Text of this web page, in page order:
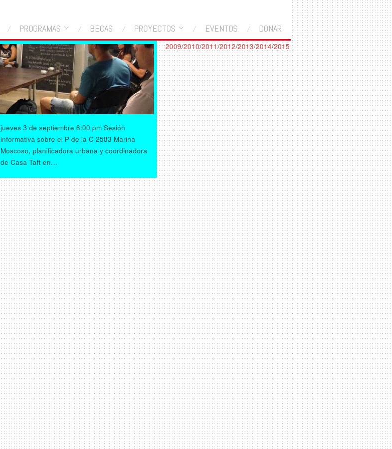
PROGRAMAS BECAS PROYECTOS EVENTOS DONAR
jueves 3 de septiembre 6:00 pm Sesión
informativa sobre el P de la C 2583 Marina
Moscoso, planificadora urbana y coordinadora
de Casa Taft en…
2009/2010/2011/2012/2013/2014/2015